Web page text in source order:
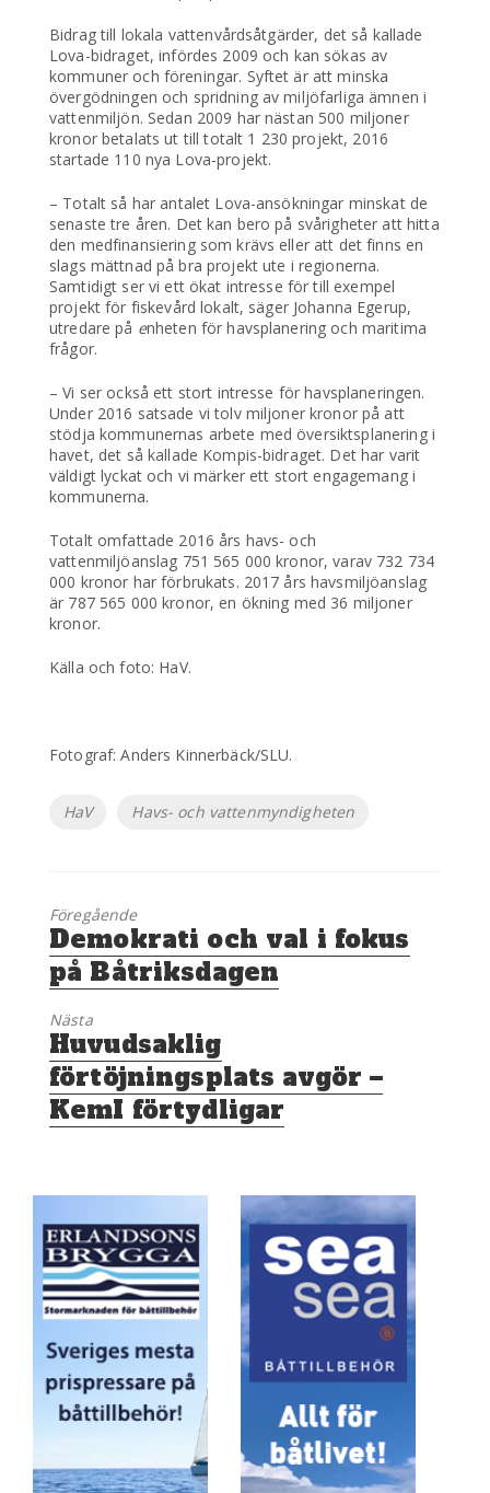
Bidrag till lokala vattenvårdsåtgärder, det så kallade
Lova-bidraget, infördes 2009 och kan sökas av
kommuner och föreningar. Syftet är att minska
övergödningen och spridning av miljöfarliga ämnen i
vattenmiljön. Sedan 2009 har nästan 500 miljoner
kronor betalats ut till totalt 1 230 projekt, 2016
startade 110 nya Lova-projekt.
– Totalt så har antalet Lova-ansökningar minskat de
senaste tre åren. Det kan bero på svårigheter att hitta
den medfinansiering som krävs eller att det finns en
slags mättnad på bra projekt ute i regionerna.
Samtidigt ser vi ett ökat intresse för till exempel
projekt för fiskevård lokalt, säger Johanna Egerup,
utredare på enheten för havsplanering och maritima
frågor.
– Vi ser också ett stort intresse för havsplaneringen.
Under 2016 satsade vi tolv miljoner kronor på att
stödja kommunernas arbete med översiktsplanering i
havet, det så kallade Kompis-bidraget. Det har varit
väldigt lyckat och vi märker ett stort engagemang i
kommunerna.
Totalt omfattade 2016 års havs- och
vattenmiljöanslag 751 565 000 kronor, varav 732 734
000 kronor har förbrukats. 2017 års havsmiljöanslag
är 787 565 000 kronor, en ökning med 36 miljoner
kronor.
Källa och foto: HaV.
Fotograf: Anders Kinnerbäck/SLU.
Etiketter
HaV Havs- och vattenmyndigheten
Föregående
Föregående
inlägg:
Demokrati och val i fokus
på Båtriksdagen
Nästa
Nästa
inlägg:
Huvudsaklig
förtöjningsplats avgör –
KemI förtydligar